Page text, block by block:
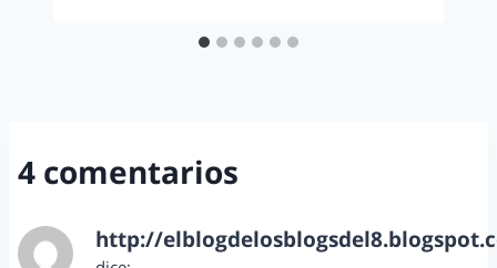
4 comentarios
http://